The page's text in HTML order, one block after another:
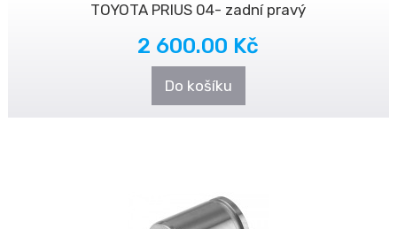
TOYOTA PRIUS 04- zadní pravý
2 600.00 Kč
Do košíku